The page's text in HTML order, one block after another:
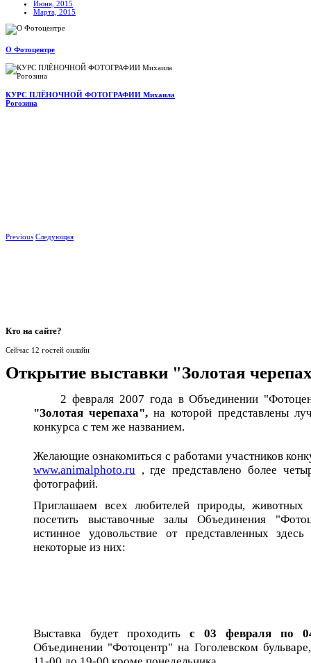
Июня, 2015
Марта, 2015
О Фотоцентре
КУРС ПЛЁНОЧНОЙ ФОТОГРАФИИ Михаила
Рогозина
Previous Следующая
Кто на сайте?
Сейчас 12 гостей онлайн
Открытие выставки "Золотая
2 февраля 2007 года в Объединении
"Золотая черепаха", на которой представлены
конкурса с тем же названием.
Желающие ознакомиться с работами участников
www.animalphoto.ru , где представлено более
фотографий.
Приглашаем всех любителей природы,
посетить выставочные залы Объединения
истинное удовольствие от представленных
некоторые из них:
Выставка будет проходить с 03 февраля по
Объединении "Фотоцентр" на Гоголевском